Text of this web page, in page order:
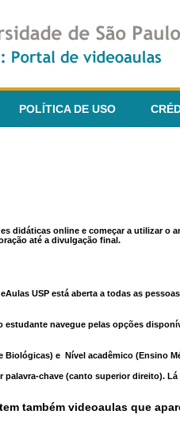
POLÍTICA DE USO
didáticas online e começar a utilizar o
até a divulgação final.
USP está aberta a todas as
estudante navegue pelas opções
Biológicas) e Nível acadêmico (Ensino
chave (canto superior direito).
também videoaulas que